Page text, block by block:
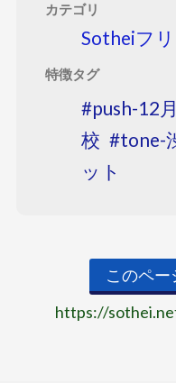
カテゴリ
Sotheiフ
特徴タグ
push-12
校
tone-
ット
このペー
https://